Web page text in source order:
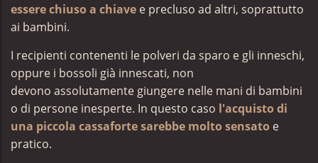
essere chiuso a chiave e precluso ad altri, soprattutto
ai bambini.
I recipienti contenenti le polveri da sparo e gli inneschi,
oppure i bossoli già innescati, non
devono assolutamente giungere nelle mani di bambini
o di persone inesperte. In questo caso l'acquisto di
una piccola cassaforte sarebbe molto sensato e
pratico.